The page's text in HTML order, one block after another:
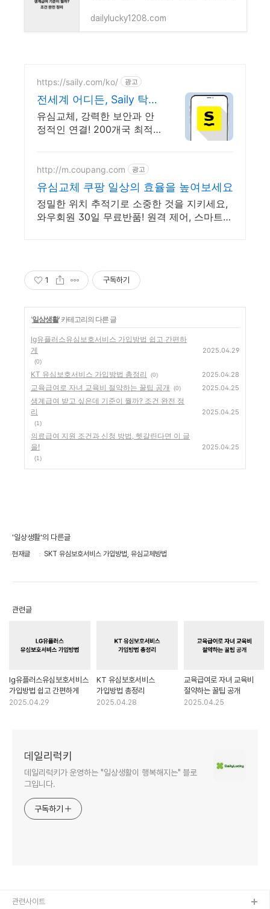
dailylucky1208.com
https://saily.com/ko/ 광고
전세계 어디든, Saily 탁월
한 보안, 안정적인 연결
유심교체, 강력한 보안과 안
정적인 연결! 200개국 최적
크레딧 최대 5% 캐시백까지!
http://m.coupang.com 광고
유심교체 쿠팡 일상의 효율을 높여보세요
정밀한 위치 추적기로 소중한 것을 지키세요,
와우회원 30일 무료반품! 원격 제어, 스마트
1 구독하기
'일상생활' 카테고리의 다른 글
lg유플러스유심보호서비스 가입방법 쉽고 간편하
게
(0)
2025.04.29
KT 유심보호서비스 가입방법 총정리 (0) 2025.04.28
교육급여로 자녀 교육비 절약하는 꿀팁 공개 (0) 2025.04.25
생계급여 받고 싶은데 기준이 뭘까? 조건 완전 정
리
(1)
2025.04.25
의료급여 지원 조건과 신청 방법, 헷갈린다면 이 글
을!
(1)
2025.04.25
'일상생활'의 다른글
현재글 SKT 유심보호서비스 가입방법, 유심교체방법
관련글
lg유플러스유심보호서비스
가입방법 쉽고 간편하게
2025.04.29
KT 유심보호서비스
가입방법 총정리
2025.04.28
교육급여로 자녀 교육비
절약하는 꿀팁 공개
2025.04.25
데일리럭키
데일리럭키가 운영하는 "일상생활이 행복해지는" 블로
그입니다.
구독하기
관련사이트